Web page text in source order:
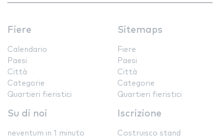
Fiere
Calendario
Paesi
Città
Categorie
Quartieri fieristici
Sitemaps
Fiere
Paesi
Città
Categorie
Quartieri fieristici
Su di noi
neventum in 1 minuto
Iscrizione
Costruisco stand